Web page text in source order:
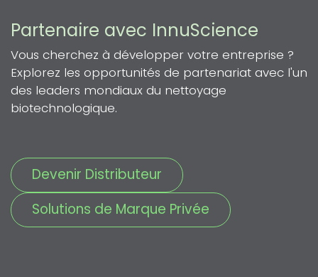
Partenaire avec InnuScience
Vous cherchez à développer votre entreprise ?
Explorez les opportunités de partenariat avec l'un
des leaders mondiaux du nettoyage
biotechnologique.
Devenir Distributeur
Solutions de Marque Privée